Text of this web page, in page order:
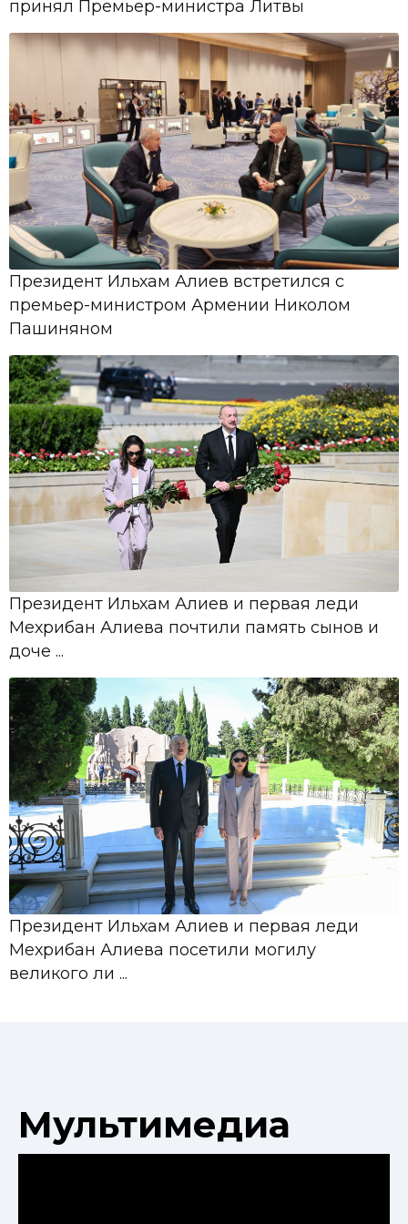
Азербайджанской Республики О
предоставлении А.И.Бабаеву ...
05 Май,
10:49
IX "Muğam” Televiziya Müsabiqəsinə
start verilir
принял Премьер-министра Литвы
Президент Ильхам Алиев встретился с
премьер-министром Армении Николом
Пашиняном
Президент Ильхам Алиев и первая леди
Мехрибан Алиева почтили память сынов и
доче ...
Президент Ильхам Алиев и первая леди
Мехрибан Алиева посетили могилу
великого ли ...
Мультимедиа